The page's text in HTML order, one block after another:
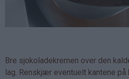
Bre sjokoladekremen over den
lag. Renskjær eventuelt kantene på